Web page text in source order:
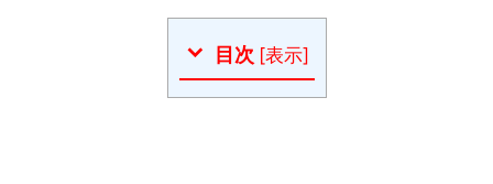
目次 [表示]